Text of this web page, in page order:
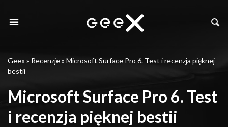
Geex» Recenzje» Microsoft Surface Pro 6. Test i recenzja pięknej
bestii
Microsoft Surface Pro 6. Test
i recenzja pięknej bestii